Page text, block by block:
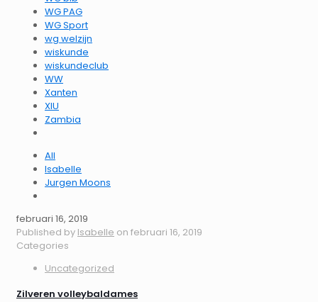
WG PAG
WG Sport
wg welzijn
wiskunde
wiskundeclub
WW
Xanten
XIU
Zambia
All
Isabelle
Jurgen Moons
februari 16, 2019
Published by Isabelle on februari 16, 2019
Categories
Uncategorized
Zilveren volleybaldames